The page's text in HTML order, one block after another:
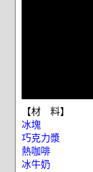
【材 料】
冰塊
巧克力漿
熱咖啡
冰牛奶